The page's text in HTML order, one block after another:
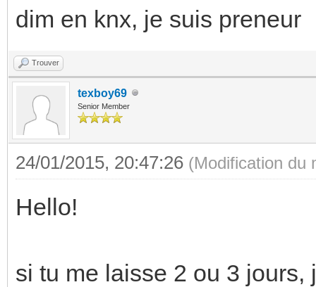
dim en knx, je suis preneur
Trouver
texboy69
Senior Member
24/01/2015, 20:47:26 (Modification du
Hello!
si tu me laisse 2 ou 3